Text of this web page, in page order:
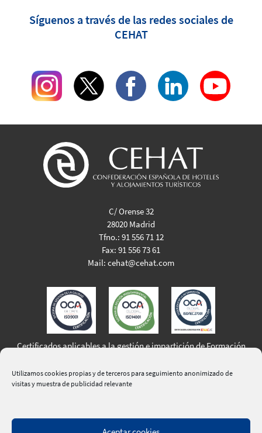
Utilizamos cookies propias y de terceros para seguimiento anonimizado de
visitas y muestra de publicidad relevante
Síguenos a través de las redes sociales de
CEHAT
C/ Orense 32
28020 Madrid
Tfno.: 91 556 71 12
Fax: 91 556 73 61
Mail: cehat@cehat.com
Certificados aplicables a la gestión e impartición de Formación